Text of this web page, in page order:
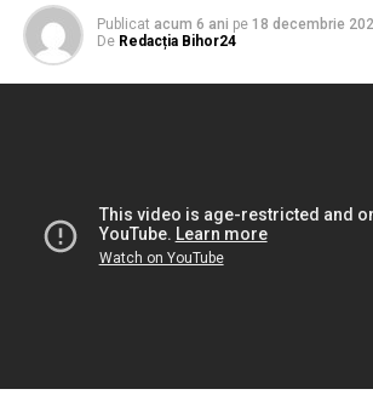
Publicat acum 6 ani pe 18 decembrie
De Redacția Bihor24